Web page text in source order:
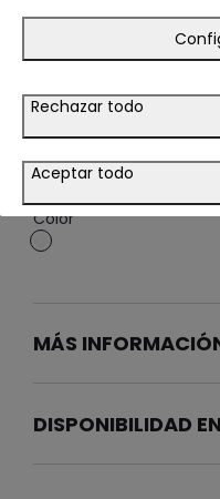
PIJAMA
BLANCO
Color
MÁS
DISPONIBILIDAD
Rechazar todo
Aceptar todo